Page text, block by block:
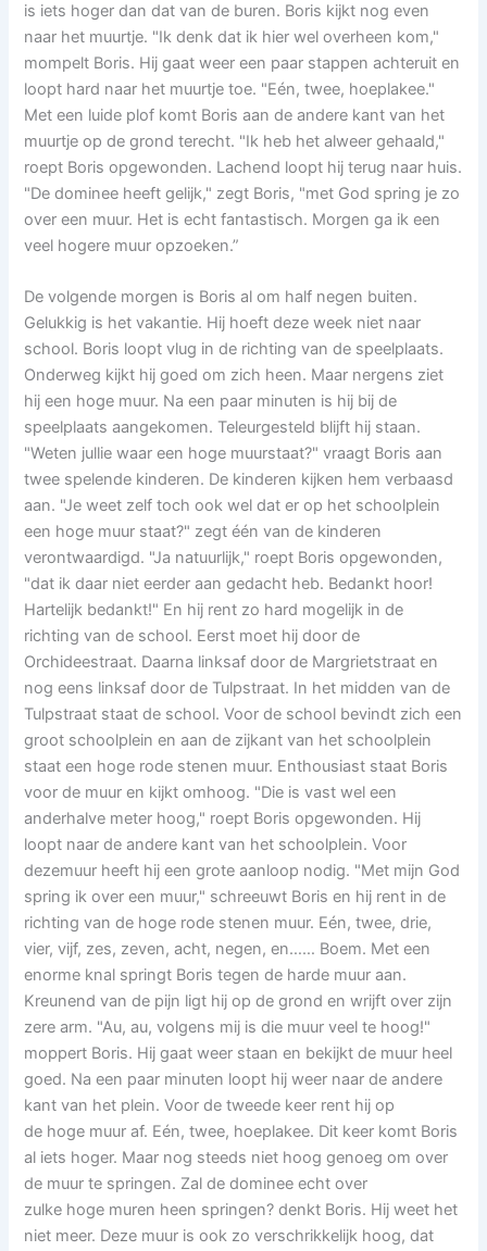
is iets hoger dan dat van de buren. Boris kijkt nog even
naar het muurtje. "Ik denk dat ik hier wel overheen kom,"
mompelt Boris. Hij gaat weer een paar stappen achteruit en
loopt hard naar het muurtje toe. "Eén, twee, hoeplakee."
Met een luide plof komt Boris aan de andere kant van het
muurtje op de grond terecht. "Ik heb het alweer gehaald,"
roept Boris opgewonden. Lachend loopt hij terug naar huis.
"De dominee heeft gelijk," zegt Boris, "met God spring je zo
over een muur. Het is echt fantastisch. Morgen ga ik een
veel hogere muur opzoeken.”
De volgende morgen is Boris al om half negen buiten.
Gelukkig is het vakantie. Hij hoeft deze week niet naar
school. Boris loopt vlug in de richting van de speelplaats.
Onderweg kijkt hij goed om zich heen. Maar nergens ziet
hij een hoge muur. Na een paar minuten is hij bij de
speelplaats aangekomen. Teleurgesteld blijft hij staan.
"Weten jullie waar een hoge muurstaat?" vraagt Boris aan
twee spelende kinderen. De kinderen kijken hem verbaasd
aan. "Je weet zelf toch ook wel dat er op het schoolplein
een hoge muur staat?" zegt één van de kinderen
verontwaardigd. "Ja natuurlijk," roept Boris opgewonden,
"dat ik daar niet eerder aan gedacht heb. Bedankt hoor!
Hartelijk bedankt!" En hij rent zo hard mogelijk in de
richting van de school. Eerst moet hij door de
Orchideestraat. Daarna linksaf door de Margrietstraat en
nog eens linksaf door de Tulpstraat. In het midden van de
Tulpstraat staat de school. Voor de school bevindt zich een
groot schoolplein en aan de zijkant van het schoolplein
staat een hoge rode stenen muur. Enthousiast staat Boris
voor de muur en kijkt omhoog. "Die is vast wel een
anderhalve meter hoog," roept Boris opgewonden. Hij
loopt naar de andere kant van het schoolplein. Voor
dezemuur heeft hij een grote aanloop nodig. "Met mijn God
spring ik over een muur," schreeuwt Boris en hij rent in de
richting van de hoge rode stenen muur. Eén, twee, drie,
vier, vijf, zes, zeven, acht, negen, en…… Boem. Met een
enorme knal springt Boris tegen de harde muur aan.
Kreunend van de pijn ligt hij op de grond en wrijft over zijn
zere arm. "Au, au, volgens mij is die muur veel te hoog!"
moppert Boris. Hij gaat weer staan en bekijkt de muur heel
goed. Na een paar minuten loopt hij weer naar de andere
kant van het plein. Voor de tweede keer rent hij op
de hoge muur af. Eén, twee, hoeplakee. Dit keer komt Boris
al iets hoger. Maar nog steeds niet hoog genoeg om over
de muur te springen. Zal de dominee echt over
zulke hoge muren heen springen? denkt Boris. Hij weet het
niet meer. Deze muur is ook zo verschrikkelijk hoog, dat